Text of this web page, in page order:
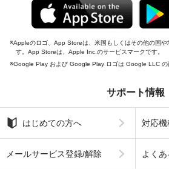
Appleのロゴ、App Storeは、米国もしくはその他の国
す。App Storeは、Apple Inc.のサービスマークです。
Google Play および Google Play ロゴは Google LLC の
サポート情報
はじめての方へ 対応
メールサービス登録/解除 よく